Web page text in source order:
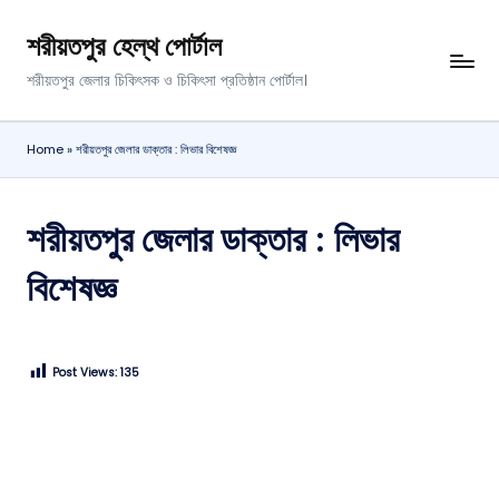
শরীয়তপুর হেল্থ পোর্টাল
শরীয়তপুর জেলার চিকিৎসক ও চিকিৎসা প্রতিষ্ঠান পোর্টাল।
Home»শরীয়তপুর জেলার ডাক্তার : লিভার বিশেষজ্ঞ
শরীয়তপুর জেলার ডাক্তার : লিভার
বিশেষজ্ঞ
Post Views: 135